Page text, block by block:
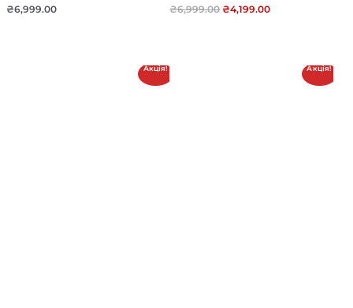
₴6,999.00 ₴6,999.00 ₴4,199.00
Акція! Акція!